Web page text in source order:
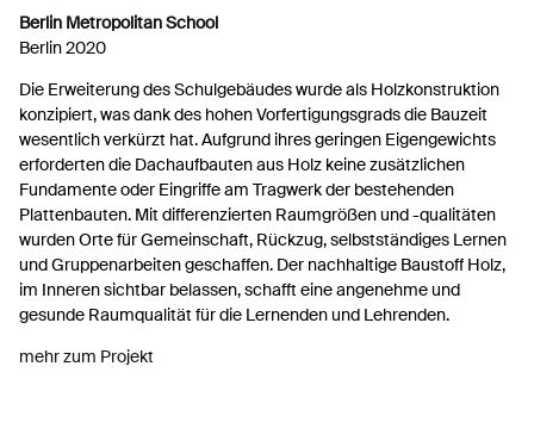
Berlin Metropolitan School
Berlin 2020
Die Erweiterung des Schulgebäudes wurde als Holzkonstruktion
konzipiert, was dank des hohen Vorfertigungsgrads die Bauzeit
wesentlich verkürzt hat. Aufgrund ihres geringen Eigengewichts
erforderten die Dachaufbauten aus Holz keine zusätzlichen
Fundamente oder Eingriffe am Tragwerk der bestehenden
Plattenbauten. Mit differenzierten Raumgrößen und -qualitäten
wurden Orte für Gemeinschaft, Rückzug, selbstständiges Lernen
und Gruppenarbeiten geschaffen. Der nachhaltige Baustoff Holz,
im Inneren sichtbar belassen, schafft eine angenehme und
gesunde Raumqualität für die Lernenden und Lehrenden.
mehr zum Projekt